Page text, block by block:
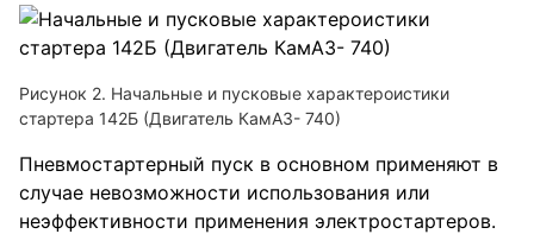
Рисунок 2. Начальные и пусковые характероистики
стартера 142Б (Двигатель КамАЗ- 740)
Пневмостартерный пуск в основном применяют в
случае невозможности использования или
неэффективности применения электростартеров.